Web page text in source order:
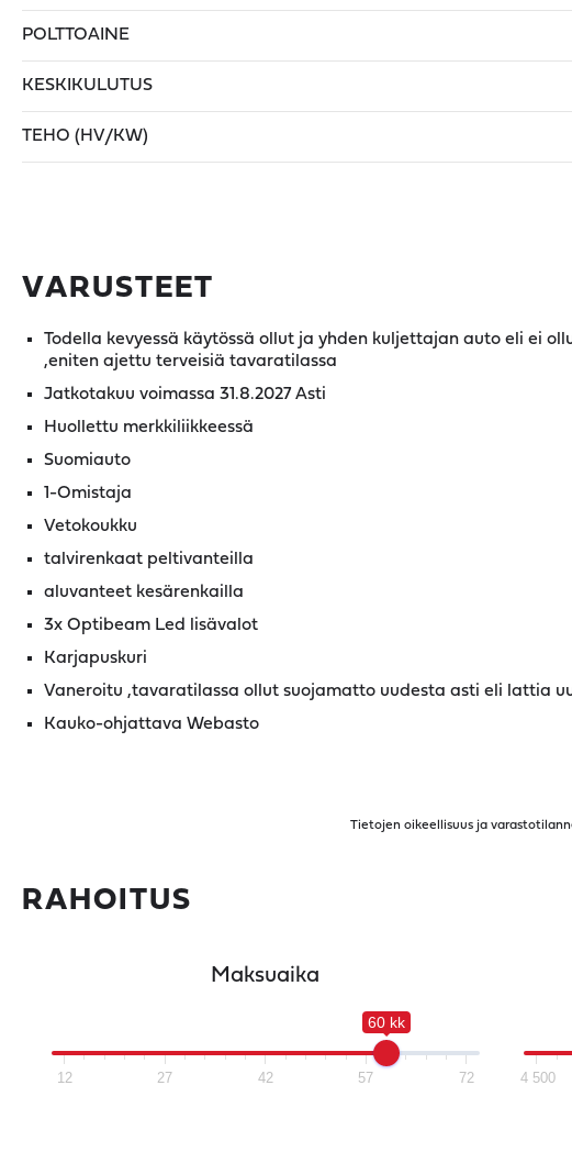
POLTTOAINE
KESKIKULUTUS
TEHO (HV/KW)
VARUSTEET
Todella kevyessä käytössä ollut ja yhden kuljettajan auto eli ei
,eniten ajettu terveisiä tavaratilassa
Jatkotakuu voimassa 31.8.2027 Asti
Huollettu merkkiliikkeessä
Suomiauto
1-Omistaja
Vetokoukku
talvirenkaat peltivanteilla
aluvanteet kesärenkailla
3x Optibeam Led lisävalot
Karjapuskuri
Vaneroitu ,tavaratilassa ollut suojamatto uudesta asti eli lattia
Kauko-ohjattava Webasto
Tietojen oikeellisuus ja
RAHOITUS
Maksuaika
60 kk
12 27 42 57 72 4 500